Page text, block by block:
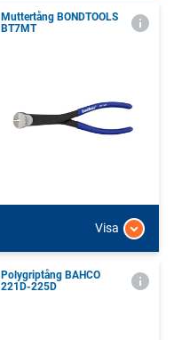
Muttertång BONDTOOLS
BT7MT
Visa
Polygriptång BAHCO
221D-225D